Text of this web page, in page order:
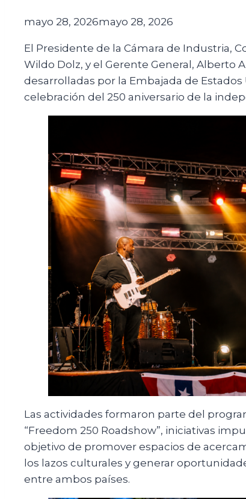
mayo 28, 2026mayo 28, 2026
El Presidente de la Cámara de Industria,
Wildo Dolz, y el Gerente General, Alberto
desarrolladas por la Embajada de
celebración del 250 aniversario de la
Las actividades formaron parte del
“Freedom 250 Roadshow”, iniciativas
objetivo de promover espacios de
los lazos culturales y generar
entre ambos países.